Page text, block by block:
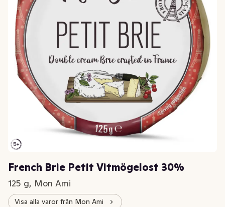
French Brie Petit Vitmögelost 30%
125 g, Mon Ami
Visa alla varor från Mon Ami